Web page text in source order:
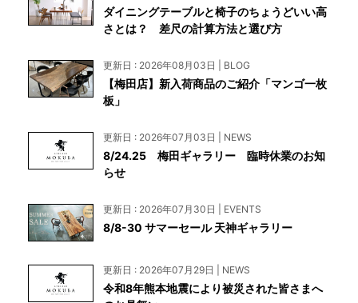
ダイニングテーブルと椅子のちょうどいい高
さとは？ 差尺の計算方法と選び方
更新日 : 2026年08月03日 | BLOG
【梅田店】新入荷商品のご紹介「マンゴ一枚
板」
更新日 : 2026年07月03日 | NEWS
8/24.25 梅田ギャラリー 臨時休業のお知
らせ
更新日 : 2026年07月30日 | EVENTS
8/8-30 サマーセール 天神ギャラリー
更新日 : 2026年07月29日 | NEWS
令和8年熊本地震により被災された皆さまへ